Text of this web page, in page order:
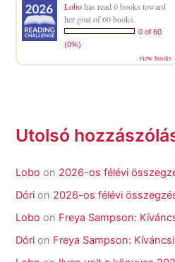
Lobohas read 0 books toward
her goal of 60 books.
0 of 60
(0%)
view books
Utolsó
Lobo on 2026-os félévi
Dóri on 2026-os félévi
Lobo on Freya Sampson:
Dóri on Freya Sampson: